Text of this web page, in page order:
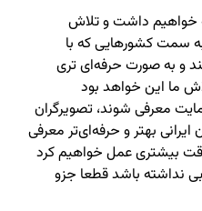
خواهیم داشت و تلاش
سمت کشورهایی که با
و به صورت حرفه‌ای تری
ما این خواهد بود
معرفی شوند،‌ تصویرگران
ایرانی بهتر و حرفه‌ای‌تر معرفی
دقت بیشتری عمل خواهیم کرد
نداشته باشد قطعا جزو